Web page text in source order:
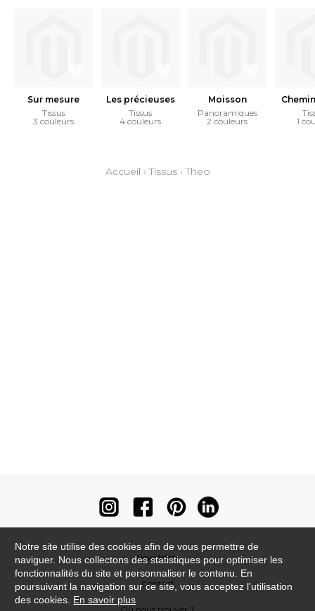
Sur mesure
Tissus
3 couleurs
Les précieuses
Tissus
4 couleurs
Moisson
Panoramiques
2 couleurs
1
Accueil ›Tissus›Theo
Newsletter
Contact
Notre site utilise des cookies afin de vous permettre de
naviguer. Nous collectons des statistiques pour optimiser les
fonctionnalités du site et personnaliser le contenu. En
poursuivant la navigation sur ce site, vous acceptez l'utilisation
des cookies. En savoir plus